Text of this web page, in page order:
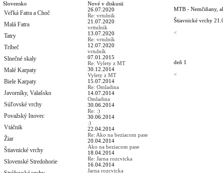
Slovensko
Veľká Fatra a Choč
Malá Fatra
Tatry
Tríbeč
Slnečné skaly
Malé Karpaty
Biele Karpaty
Javorníky, Valašsko
Súľovské vrchy
Považský Inovec
Vtáčnik
Žiar
Štiavnické vrchy
Slovenské Stredohorie
Nové v diskusii
26.07.2020
Re: vrtulnik
21.07.2020
vrttulnik
13.07.2020
Re: vrtulník
12.07.2020
vrtulník
07.01.2015
Re: Vylety z MT
30.12.2014
Vylety z MT
15.07.2014
Re: Omladina
14.07.2014
Omladina
30.06.2014
Re: :)
30.06.2014
:)
22.04.2014
Re: Ako na beziacom pase
20.04.2014
Ako na beziacom pase
18.04.2014
Re: Jarna rozcvicka
16.04.2014
Jarna rozcvicka
MTB - Nemčiňany,
Štiavnické vrchy
<
deň 1
<